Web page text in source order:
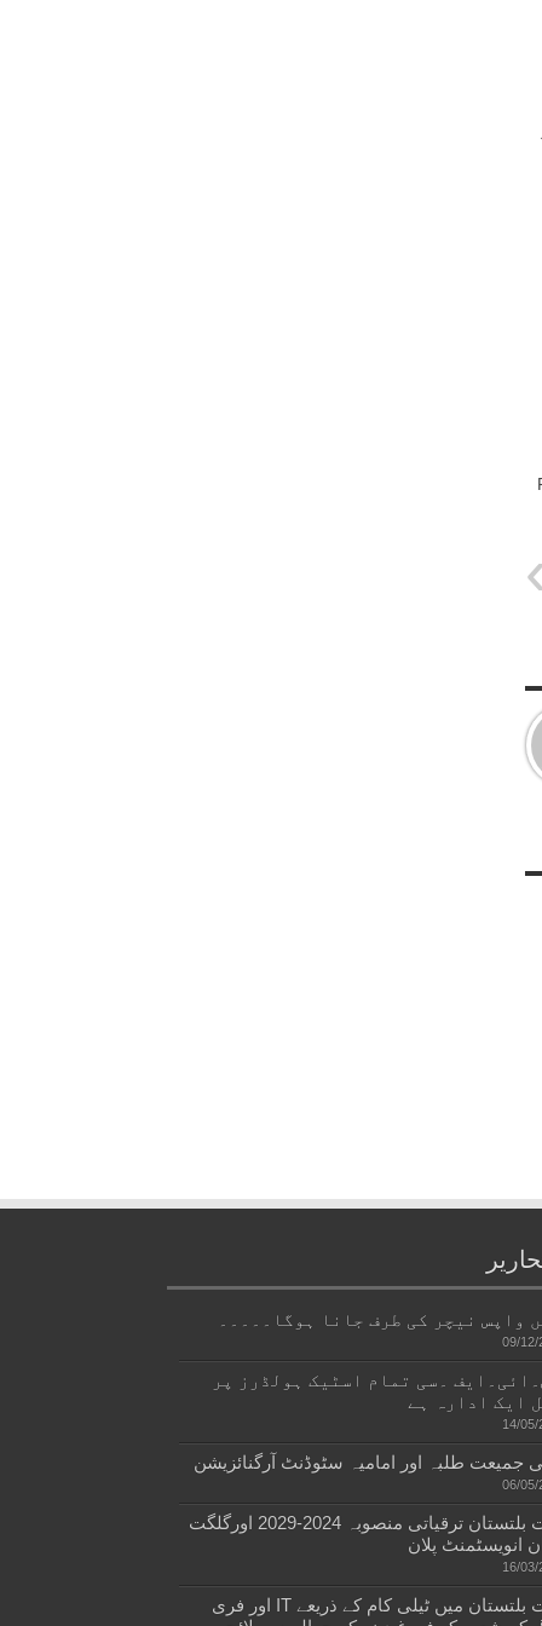
واپس نیچر کی طرف جانا ہوگا۔۔۔۔۔
09/12/
۔سی تمام اسٹیک ہولڈرز پر
ایک ادارہ ہے
14/05/
جمیعت طلبہ اور امامیہ سٹوڈنٹ آرگنائزیشن
06/05/
گلگت بلتستان ترقیاتی منصوبہ 2024-2029 اورگلگت
انویسٹمنٹ پلان
16/03/
گلگت بلتستان میں ٹیلی کام کے ذریعے IT اور فری